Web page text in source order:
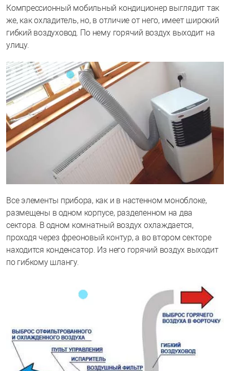
Компрессионный мобильный кондиционер выглядит так
же, как охладитель, но, в отличие от него, имеет широкий
гибкий воздуховод. По нему горячий воздух выходит на
улицу.
Все элементы прибора, как и в настенном моноблоке,
размещены в одном корпусе, разделенном на два
сектора. В одном комнатный воздух охлаждается,
проходя через фреоновый контур, а во втором секторе
находится конденсатор. Из него горячий воздух выходит
по гибкому шлангу.